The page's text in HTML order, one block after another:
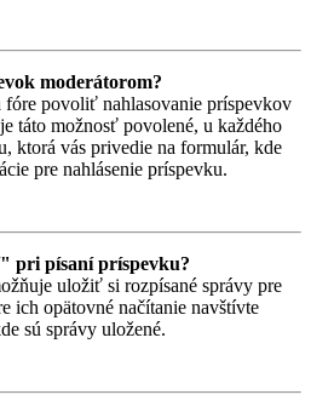
moderátorom?
fóre povoliť nahlasovanie príspevkov
táto možnosť povolené, u každého
ktorá vás privedie na formulár, kde
pre nahlásenie príspevku.
pri písaní príspevku?
uložiť si rozpísané správy pre
ich opätovné načítanie navštívte
sú správy uložené.